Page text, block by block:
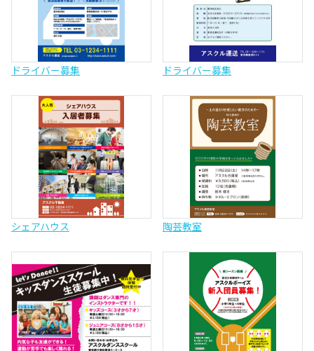
ドライバー募集 ドライバー募集
シェアハウス 陶芸教室